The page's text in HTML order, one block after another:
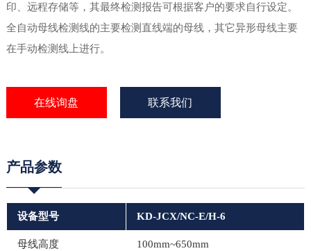
印、远程存储等，其最终检测报告可根据客户的要求自行设定。
全自动母线检测线的主要检测直线端的母线，其它异形母线主要
在手动检测线上进行。
在线询盘 联系我们
产品参数
设备型号 KD-JCX/NC-E/H-6
母线高度 100mm~650mm